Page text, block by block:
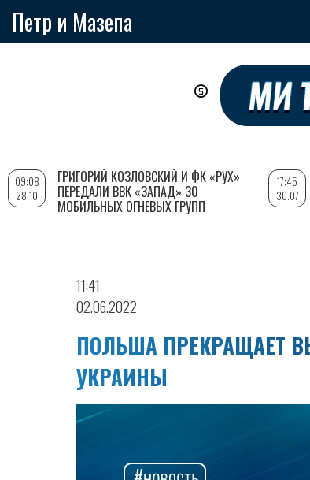
Петр и Мазепа
11:41
02.06.2022
ПОЛЬША ПРЕКРАЩАЕТ
УКРАИНЫ
09:08
28.10
ГРИГОРИЙ КОЗЛОВСКИЙ И ФК «РУХ»
ПЕРЕДАЛИ ВВК «ЗАПАД» 30
МОБИЛЬНЫХ ОГНЕВЫХ ГРУПП
17:45
30.07